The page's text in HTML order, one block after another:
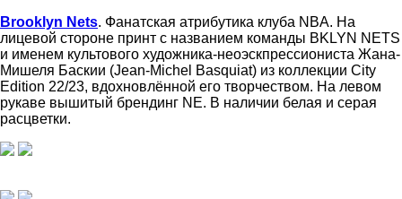
Brooklyn Nets. Фанатская атрибутика клуба NBA. На
лицевой стороне принт с названием команды BKLYN NETS
и именем культового художника-неоэскпрессиониста Жана-
Мишеля Баскии (Jean-Michel Basquiat) из коллекции City
Edition 22/23, вдохновлённой его творчеством. На левом
рукаве вышитый брендинг NE. В наличии белая и серая
расцветки.